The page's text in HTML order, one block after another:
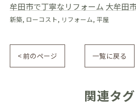
牟田市で丁寧なリフォーム 大牟田
新築 ローコスト リフォーム 平屋
< 前のページ 一覧に戻る
関連タグ